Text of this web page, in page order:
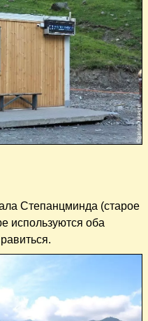
Степанцминда (старое
используются оба